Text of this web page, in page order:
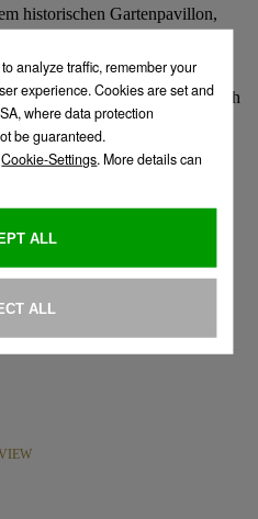
historischen Gartenpavillon,
Jausen Station ist
und regional geprägt: vom frisch
die herzhafte Brettljause bis zu
für jeden Geschmack etwas
in den Monaten März bis
(Juli und August 9‐20